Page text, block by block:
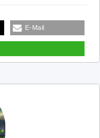
E-Mail